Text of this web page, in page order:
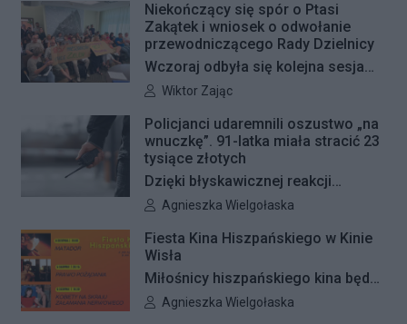
interpelację, w której proponuje
wyznaczenie kolejnych stref FREE
GRAFFITI we współpracy z
Zarządem Dróg Miejskich.
Niekończący się spór o Ptasi
Zakątek i wniosek o odwołanie
przewodniczącego Rady Dzielnicy
Wczoraj odbyła się kolejna sesja
poświęcona procedowaniu
Rady Dzielnicy Żoliborz w sprawie
zaniechania budowy zespołu
przedszkolno-żłobkowego przy ul.
Ficowskiego. Po blisko pięciu
przerwane. Ich kontynuację
zaplanowano na koniec sierpnia
Autor artykułu:
Wiktor Zając
Policjanci udaremnili oszustwo „na
wnuczkę”. 91-latka miała stracić 23
tysiące złotych
Dzięki błyskawicznej reakcji
kryminalnych 91-letnia mieszkanka
oszustów działających metodą „na
wnuczkę”. Policjanci zatrzymali 32-
letniego mężczyznę w chwili, gdy
przyszedł odebrać przygotowane
Autor artykułu:
Agnieszka Wielgołaska
Fiesta Kina Hiszpańskiego w Kinie
Wisła
Miłośnicy hiszpańskiego kina będą
mieli wyjątkową okazję, by
Autor artykułu:
Agnieszka Wielgołaska